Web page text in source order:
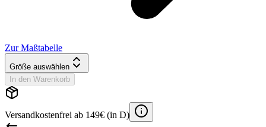
Zur Maßtabelle
Größe auswählen
In den Warenkorb
Versandkostenfrei ab 149€ (in D)